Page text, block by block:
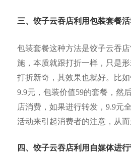
三、饺子云吞店利用包装套餐
包装套餐这种方法是饺子云吞
施，本质就跟打折一样，只是
打折新奇，其效果也就好。比
9.9元，包装价值59的套餐，然
店消费，如果进行转发，9.9元
活动来引起消费者的注意，从而
四、饺子云吞店利用自媒体进